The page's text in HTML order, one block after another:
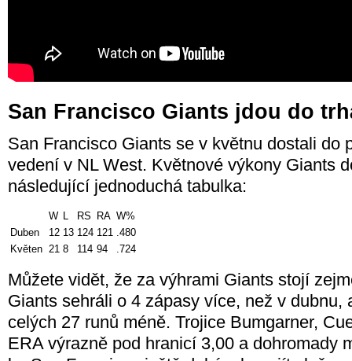
San Francisco Giants jdou do
San Francisco Giants se v květnu dostali do
vedení v NL West. Květnové výkony Giants
následující jednoduchá tabulka:
W L RS RA W%
Duben
12 13 124 121 .480
Květen 21 8 114 94 .724
Můžete vidět, že za výhrami Giants stojí
Giants sehráli o 4 zápasy více, než v dubnu,
celých 27 runů méně. Trojice Bumgarner,
ERA výrazně pod hranicí 3,00 a dohromady